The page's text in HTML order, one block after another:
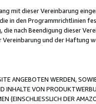
mit dieser Vereinbarung
in den Programmrichtlinien
nach Beendigung dieser
und der Haftung
ANGEBOTEN WERDEN,
INHALTE VON
(EINSCHLIESSLICH DER